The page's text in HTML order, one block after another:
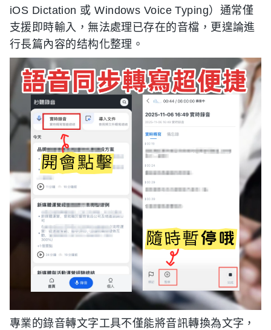
iOS Dictation 或 Windows Voice Typing）通常僅
支援即時輸入，無法處理已存在的音檔，更遑論進
行長篇內容的结构化整理。
專業的錄音轉文字工具不僅能將音訊轉換為文字，